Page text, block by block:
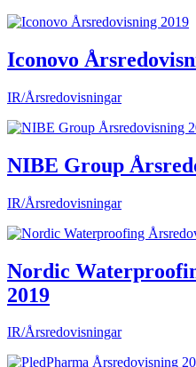
Iconovo
IR/Årsredovisningar
NIBE Group
IR/Årsredovisningar
Nordic
2019
IR/Årsredovisningar